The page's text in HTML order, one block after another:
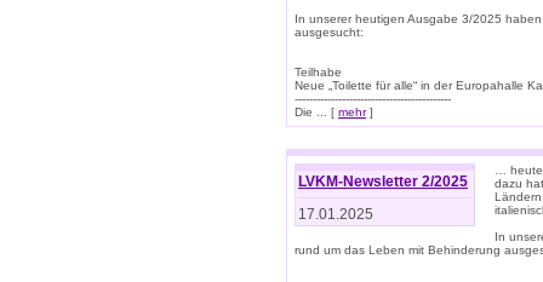
In unserer heutigen Ausgabe 3/2025
ausgesucht:
Teilhabe
Neue „Toilette für alle“ in der Europahalle
-------------------------------------------
Die ... [ mehr]
LVKM-Newsletter 2/2025
17.01.2025
…
dazu
In
rund um das Leben mit Behinderung